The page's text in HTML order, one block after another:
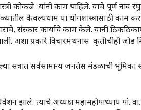
कोकजे यांनी काम पाहिले. यांचे पूर्ण नाव
कैवल्यधाम या योगशास्त्रासाठी
संस्कार कार्याचे काम केले. यांनी
अशा प्रकारे विचारमंथनास कृतीचीही जोड
सत्रात सर्वसामान्य जनतेस मंडळाची
झाले. त्याचे अध्यक्ष महामहोपाध्याय पां.